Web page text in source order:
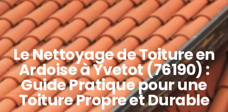
Le Nettoyage de Toiture en
Ardoise à Yvetot (76190) :
Guide Pratique pour une
Toiture Propre et Durable